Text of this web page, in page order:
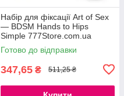
Набір для фіксації Art of Sex
— BDSM Нands to Hips
Simple 777Store.com.ua
Готово до відправки
347,65 ₴ 511,25 ₴